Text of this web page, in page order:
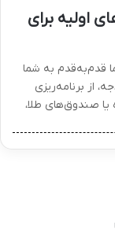
اولیه برای
قدم‌به‌قدم به شما
از برنامه‌ریزی
یا صندوق‌های طلا،